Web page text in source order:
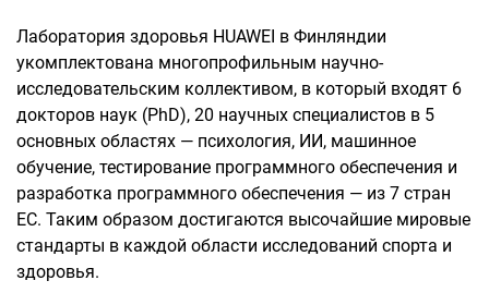
Лаборатория здоровья HUAWEI в Финляндии
укомплектована многопрофильным научно-
исследовательским коллективом, в который входят 6
докторов наук (PhD), 20 научных специалистов в 5
основных областях — психология, ИИ, машинное
обучение, тестирование программного обеспечения и
разработка программного обеспечения — из 7 стран
ЕС. Таким образом достигаются высочайшие мировые
стандарты в каждой области исследований спорта и
здоровья.